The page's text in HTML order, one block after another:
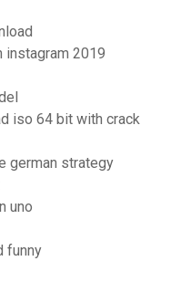
instagram 2019
iso 64 bit with crack
german strategy
uno
funny